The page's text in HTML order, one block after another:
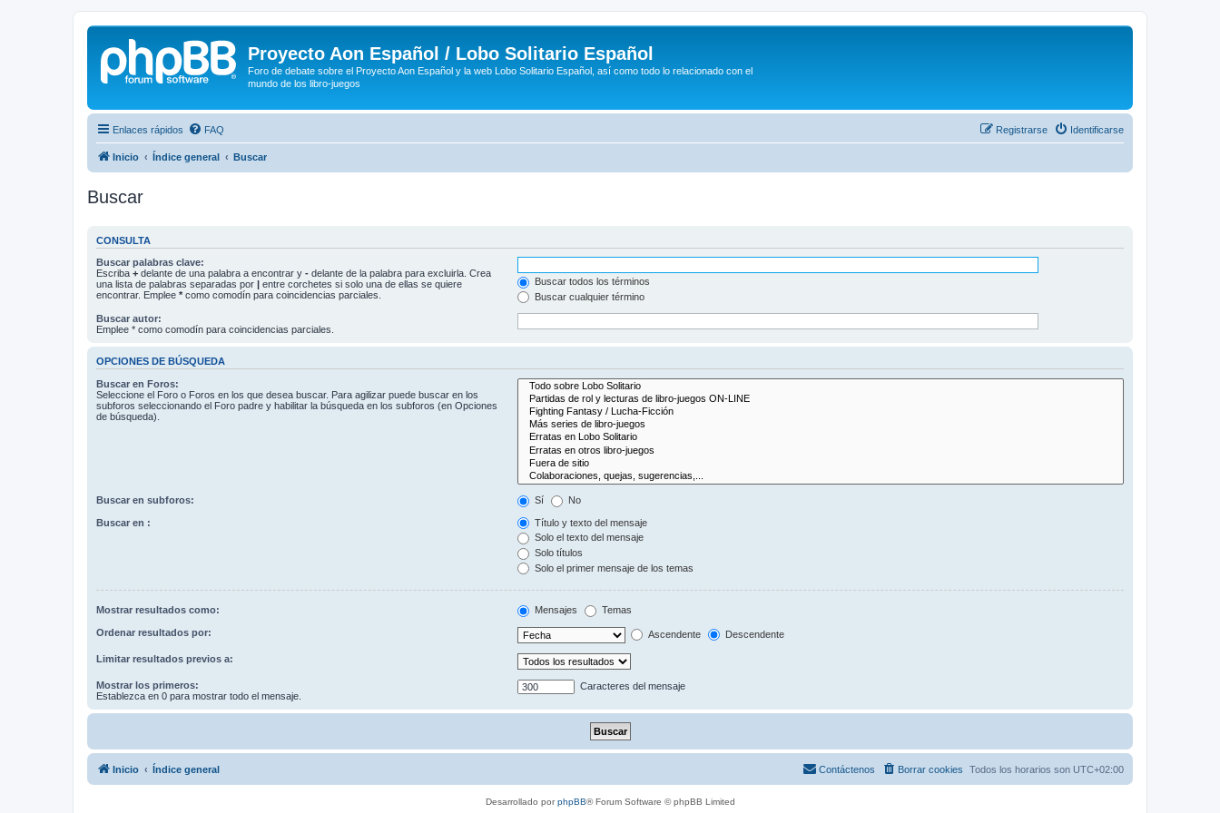
Proyecto Aon Español / Lobo Solitario Español
Foro de debate sobre el Proyecto Aon Español y la web Lobo Solitario Español, así como todo lo relacionado con el
mundo de los libro-juegos
Enlaces rápidos FAQ Identificarse
Registrarse
Inicio Índice general Buscar
Buscar
CONSULTA
Buscar palabras clave:
Escriba + delante de una palabra a encontrar y - delante de la palabra para excluirla. Crea
una lista de palabras separadas por | entre corchetes si solo una de ellas se quiere
encontrar. Emplee * como comodín para coincidencias parciales.
Buscar todos los términos
Buscar cualquier término
Buscar autor:
Emplee * como comodín para coincidencias parciales.
OPCIONES DE BÚSQUEDA
Buscar en Foros:
Seleccione el Foro o Foros en los que desea buscar. Para agilizar puede buscar en los
subforos seleccionando el Foro padre y habilitar la búsqueda en los subforos (en Opciones
de búsqueda).
Buscar en subforos: Sí No
Buscar en :
Título y texto del mensaje
Solo el texto del mensaje
Solo títulos
Solo el primer mensaje de los temas
Mostrar resultados como: Mensajes Temas
Ordenar resultados por: Ascendente Descendente
Limitar resultados previos a:
Mostrar los primeros:
Establezca en 0 para mostrar todo el mensaje.
Caracteres del mensaje
Inicio Índice general Todos los horarios son UTC+02:00
Borrar cookies
Contáctenos
Desarrollado porphpBB® Forum Software © phpBB Limited